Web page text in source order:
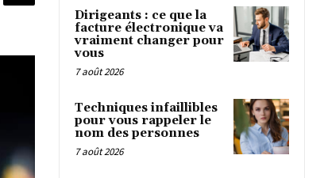
Dirigeants : ce que la
facture électronique va
vraiment changer pour
vous
7 août 2026
Techniques infaillibles
pour vous rappeler le
nom des personnes
7 août 2026